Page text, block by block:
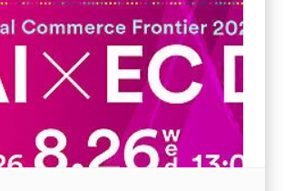
(1119)
アード (773)
ショッピング急成長の理由と、2020年に向けた展望